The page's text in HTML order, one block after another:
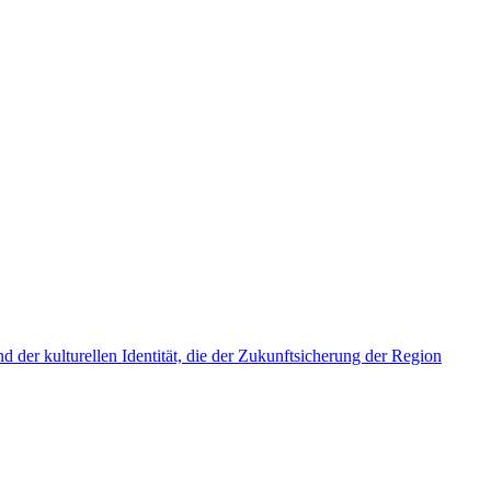
der kulturellen Identität, die der Zukunftsicherung der Region